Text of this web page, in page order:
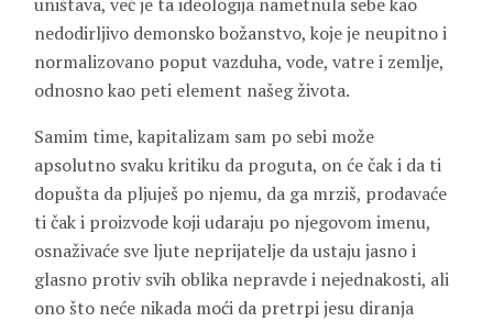
nedodirljivo demonsko božanstvo, koje je neupitno i
normalizovano poput vazduha, vode, vatre i zemlje,
odnosno kao peti element našeg života.
Samim time, kapitalizam sam po sebi može
apsolutno svaku kritiku da proguta, on će čak i da ti
dopušta da pljuješ po njemu, da ga mrziš, prodavaće
ti čak i proizvode koji udaraju po njegovom imenu,
osnaživaće sve ljute neprijatelje da ustaju jasno i
glasno protiv svih oblika nepravde i nejednakosti, ali
ono što neće nikada moći da pretrpi jesu diranja